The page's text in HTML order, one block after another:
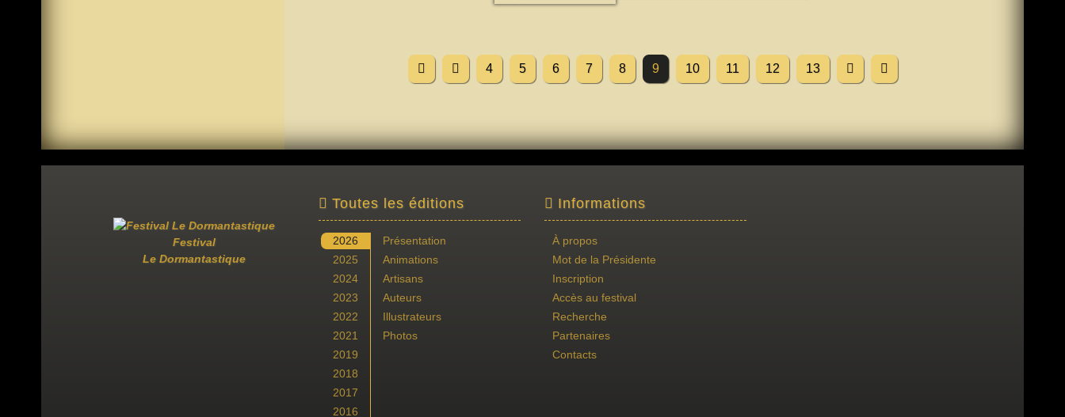
4 5 6 7 8 9 10 11 12 13
Festival
Le Dormantastique
Toutes les éditions
2026
2025
2024
2023
2022
2021
2019
2018
2017
2016
Présentation
Animations
Artisans
Auteurs
Illustrateurs
Photos
Informations
À propos
Mot de la Présidente
Inscription
Accès au festival
Recherche
Partenaires
Contacts